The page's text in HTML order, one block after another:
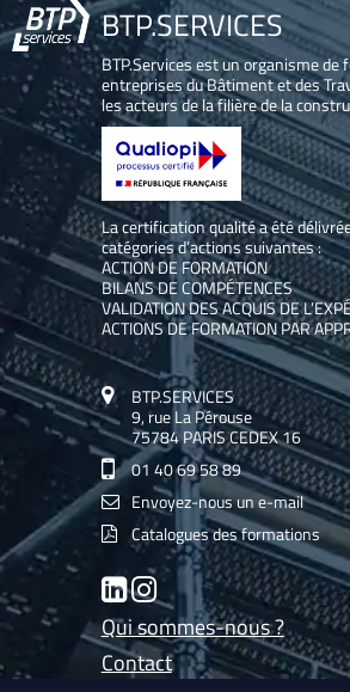
BTP.SERVICES
BTP.Services est un organisme de
entreprises du Bâtiment et des
les acteurs de la filière de la
La certification qualité a été
catégories d’actions suivantes :
ACTION DE FORMATION
BILANS DE COMPÉTENCES
VALIDATION DES ACQUIS DE
ACTIONS DE FORMATION PAR
BTP.SERVICES
9, rue La Pérouse
75784 PARIS CEDEX 16
01 40 69 58 89
Envoyez-nous un e-mail
Catalogues des formations
LinkedInInstagram
Qui sommes-nous ?
Contact